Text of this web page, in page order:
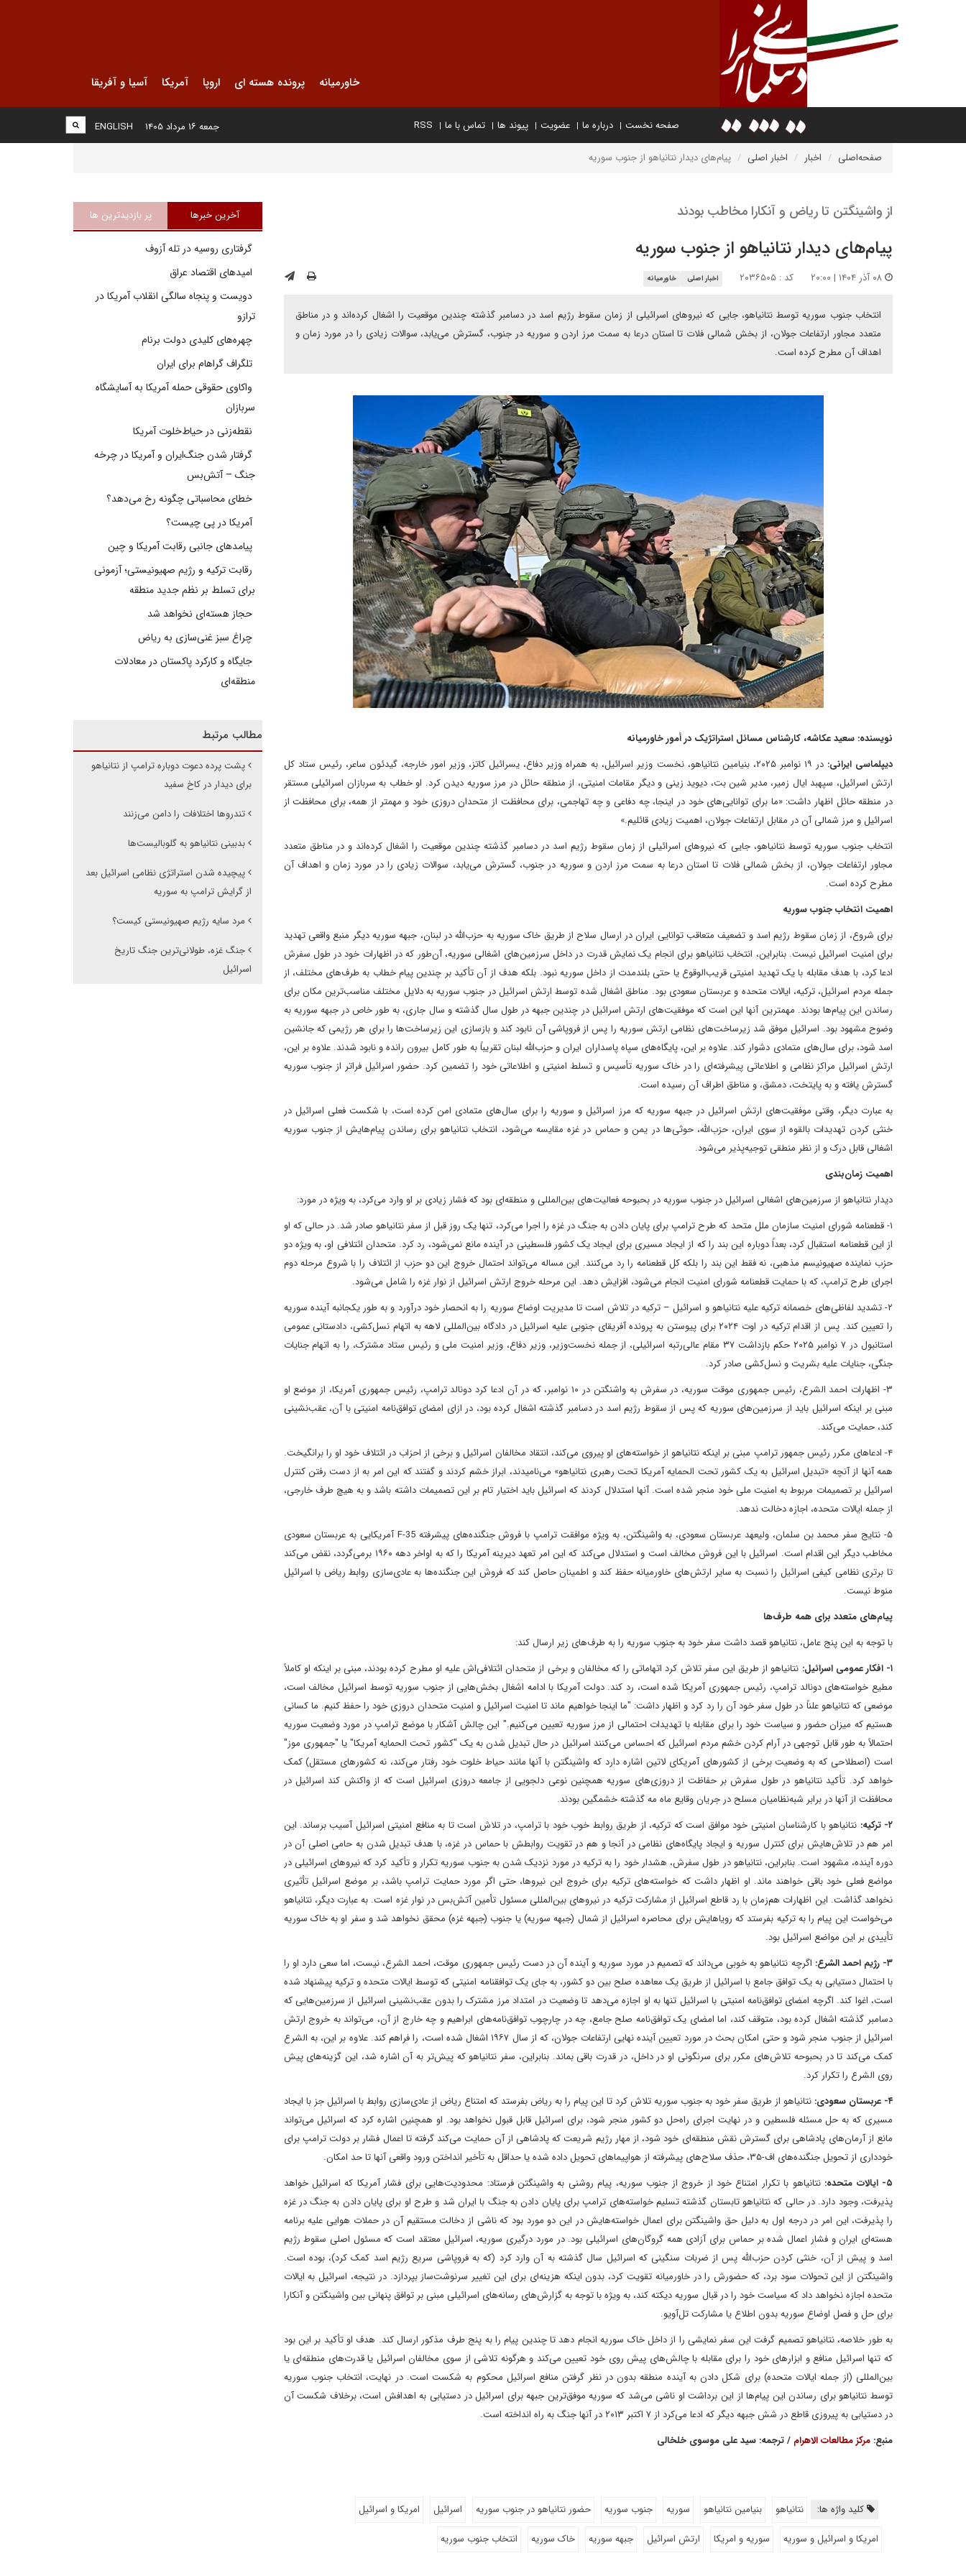
خاورمیانه پرونده هسته ای اروپا آمریکا آسیا و آفریقا
صفحه نخست درباره ما عضویت پیوند ها تماس با ما RSS
ENGLISH جمعه ۱۶ مرداد ۱۴۰۵
صفحه‌اصلی اخبار اخبار اصلی پیام‌های دیدار نتانیاهو از جنوب سوریه
از واشینگتن تا ریاض و آنکارا مخاطب بودند
پیام‌های دیدار نتانیاهو از جنوب سوریه
کد : ۲۰۳۶۵۰۵ اخبار اصلی خاورمیانه
انتخاب جنوب سوریه توسط نتانیاهو، جایی که نیروهای اسرائیلی از زمان سقوط رژیم اسد در دسامبر گذشته چندین موقعیت را اشغال کرده‌اند و در مناطق
متعدد مجاور ارتفاعات جولان، از بخش شمالی فلات تا استان درعا به سمت مرز اردن و سوریه در جنوب، گسترش می‌یابد، سوالات زیادی را در مورد زمان و
اهداف آن مطرح کرده است.
نویسنده: سعید عکاشه، کارشناس مسائل استراتژیک در أمور خاورمیانه
دیپلماسی ایرانی:
در ۱۹ نوامبر ۲۰۲۵، بنیامین نتانیاهو، نخست وزیر اسرائیل، به همراه وزیر دفاع، یسرائیل کاتز، وزیر امور خارجه، گیدئون ساعر، رئیس ستاد کل
ارتش اسرائیل، سپهبد ایال زمیر، مدیر شین بت، دیوید زینی و دیگر مقامات امنیتی، از منطقه حائل در مرز سوریه دیدن کرد. او خطاب به سربازان اسرائیلی مستقر
در منطقه حائل اظهار داشت: «ما برای توانایی‌های خود در اینجا، چه دفاعی و چه تهاجمی، برای محافظت از متحدان دروزی خود و مهمتر از همه، برای محافظت از
اسرائیل و مرز شمالی آن در مقابل ارتفاعات جولان، اهمیت زیادی قائلیم.»
انتخاب جنوب سوریه توسط نتانیاهو، جایی که نیروهای اسرائیلی از زمان سقوط رژیم اسد در دسامبر گذشته چندین موقعیت را اشغال کرده‌اند و در مناطق متعدد
مجاور ارتفاعات جولان، از بخش شمالی فلات تا استان درعا به سمت مرز اردن و سوریه در جنوب، گسترش می‌یابد، سوالات زیادی را در مورد زمان و اهداف آن
مطرح کرده است.
اهمیت انتخاب جنوب سوریه
برای شروع، از زمان سقوط رژیم اسد و تضعیف متعاقب توانایی ایران در ارسال سلاح از طریق خاک سوریه به حزب‌الله در لبنان، جبهه سوریه دیگر منبع واقعی تهدید
برای امنیت اسرائیل نیست. بنابراین، انتخاب نتانیاهو برای انجام یک نمایش قدرت در داخل سرزمین‌های اشغالی سوریه، آن‌طور که در اظهارات خود در طول سفرش
ادعا کرد، با هدف مقابله با یک تهدید امنیتی قریب‌الوقوع یا حتی بلندمدت از داخل سوریه نبود. بلکه هدف از آن تأکید بر چندین پیام خطاب به طرف‌های مختلف، از
جمله مردم اسرائیل، ترکیه، ایالات متحده و عربستان سعودی بود. مناطق اشغال شده توسط ارتش اسرائیل در جنوب سوریه به دلایل مختلف مناسب‌ترین مکان برای
رساندن این پیام‌ها بودند. مهمترین آنها این است که موفقیت‌های ارتش اسرائیل در چندین جبهه در طول سال گذشته و سال جاری، به طور خاص در جبهه سوریه به
وضوح مشهود بود. اسرائیل موفق شد زیرساخت‌های نظامی ارتش سوریه را پس از فروپاشی آن نابود کند و بازسازی این زیرساخت‌ها را برای هر رژیمی که جانشین
اسد شود، برای سال‌های متمادی دشوار کند. علاوه بر این، پایگاه‌های سپاه پاسداران ایران و حزب‌الله لبنان تقریباً به طور کامل بیرون رانده و نابود شدند. علاوه بر این،
ارتش اسرائیل مراکز نظامی و اطلاعاتی پیشرفته‌ای را در خاک سوریه تأسیس و تسلط امنیتی و اطلاعاتی خود را تضمین کرد. حضور اسرائیل فراتر از جنوب سوریه
گسترش یافته و به پایتخت، دمشق، و مناطق اطراف آن رسیده است.
به عبارت دیگر، وقتی موفقیت‌های ارتش اسرائیل در جبهه سوریه که مرز اسرائیل و سوریه را برای سال‌های متمادی امن کرده است، با شکست فعلی اسرائیل در
خنثی کردن تهدیدات بالقوه از سوی ایران، حزب‌الله، حوثی‌ها در یمن و حماس در غزه مقایسه می‌شود، انتخاب نتانیاهو برای رساندن پیام‌هایش از جنوب سوریه
اشغالی قابل درک و از نظر منطقی توجیه‌پذیر می‌شود.
اهمیت زمان‌بندی
دیدار نتانیاهو از سرزمین‌های اشغالی اسرائیل در جنوب سوریه در بحبوحه فعالیت‌های بین‌المللی و منطقه‌ای بود که فشار زیادی بر او وارد می‌کرد، به ویژه در مورد:
۱- قطعنامه شورای امنیت سازمان ملل متحد که طرح ترامپ برای پایان دادن به جنگ در غزه را اجرا می‌کرد، تنها یک روز قبل از سفر نتانیاهو صادر شد. در حالی که او
از این قطعنامه استقبال کرد، بعداً دوباره این بند را که از ایجاد مسیری برای ایجاد یک کشور فلسطینی در آینده مانع نمی‌شود، رد کرد. متحدان ائتلافی او، به ویژه دو
حزب نماینده صهیونیسم مذهبی، نه فقط این بند را بلکه کل قطعنامه را رد می‌کنند. این مساله می‌تواند احتمال خروج این دو حزب از ائتلاف را با شروع مرحله دوم
اجرای طرح ترامپ، که با حمایت قطعنامه شورای امنیت انجام می‌شود، افزایش دهد. این مرحله خروج ارتش اسرائیل از نوار غزه را شامل می‌شود.
۲- تشدید لفاظی‌های خصمانه ترکیه علیه نتانیاهو و اسرائیل – ترکیه در تلاش است تا مدیریت اوضاع سوریه را به انحصار خود درآورد و به طور یکجانبه آینده سوریه
را تعیین کند. پس از اقدام ترکیه در اوت ۲۰۲۴ برای پیوستن به پرونده آفریقای جنوبی علیه اسرائیل در دادگاه بین‌المللی لاهه به اتهام نسل‌کشی، دادستانی عمومی
استانبول در ۷ نوامبر ۲۰۲۵ حکم بازداشت ۳۷ مقام عالی‌رتبه اسرائیلی، از جمله نخست‌وزیر، وزیر دفاع، وزیر امنیت ملی و رئیس ستاد مشترک، را به اتهام جنایات
جنگی، جنایات علیه بشریت و نسل‌کشی صادر کرد.
۳- اظهارات احمد الشرع، رئیس جمهوری موقت سوریه، در سفرش به واشنگتن در ۱۰ نوامبر، که در آن ادعا کرد دونالد ترامپ، رئیس جمهوری آمریکا، از موضع او
مبنی بر اینکه اسرائیل باید از سرزمین‌های سوریه که پس از سقوط رژیم اسد در دسامبر گذشته اشغال کرده بود، در ازای امضای توافق‌نامه امنیتی با آن، عقب‌نشینی
کند، حمایت می‌کند.
۴- ادعاهای مکرر رئیس جمهور ترامپ مبنی بر اینکه نتانیاهو از خواسته‌های او پیروی می‌کند، انتقاد مخالفان اسرائیل و برخی از احزاب در ائتلاف خود او را برانگیخت.
همه آنها از آنچه «تبدیل اسرائیل به یک کشور تحت الحمایه آمریکا تحت رهبری نتانیاهو» می‌نامیدند، ابراز خشم کردند و گفتند که این امر به از دست رفتن کنترل
اسرائیل بر تصمیمات مربوط به امنیت ملی خود منجر شده است. آنها استدلال کردند که اسرائیل باید اختیار تام بر این تصمیمات داشته باشد و به هیچ طرف خارجی،
از جمله ایالات متحده، اجازه دخالت ندهد.
۵- نتایج سفر محمد بن سلمان، ولیعهد عربستان سعودی، به واشینگتن، به ویژه موافقت ترامپ با فروش جنگنده‌های پیشرفته F-35 آمریکایی به عربستان سعودی
مخاطب دیگر این اقدام است. اسرائیل با این فروش مخالف است و استدلال می‌کند که این امر تعهد دیرینه آمریکا را که به اواخر دهه ۱۹۶۰ برمی‌گردد، نقض می‌کند
تا برتری نظامی کیفی اسرائیل را نسبت به سایر ارتش‌های خاورمیانه حفظ کند و اطمینان حاصل کند که فروش این جنگنده‌ها به عادی‌سازی روابط ریاض با اسرائیل
منوط نیست.
پیام‌های متعدد برای همه طرف‌ها
با توجه به این پنج عامل، نتانیاهو قصد داشت سفر خود به جنوب سوریه را به طرف‌های زیر ارسال کند:
۱- افکار عمومی اسرائیل:
نتانیاهو از طریق این سفر تلاش کرد اتهاماتی را که مخالفان و برخی از متحدان ائتلافی‌اش علیه او مطرح کرده بودند، مبنی بر اینکه او کاملاً
مطیع خواسته‌های دونالد ترامپ، رئیس جمهوری آمریکا شده است، رد کند. دولت آمریکا با ادامه اشغال بخش‌هایی از جنوب سوریه توسط اسرائیل مخالف است،
موضعی که نتانیاهو علناً در طول سفر خود آن را رد کرد و اظهار داشت: "ما اینجا خواهیم ماند تا امنیت اسرائیل و امنیت متحدان دروزی خود را حفظ کنیم. ما کسانی
هستیم که میزان حضور و سیاست خود را برای مقابله با تهدیدات احتمالی از مرز سوریه تعیین می‌کنیم." این چالش آشکار با موضع ترامپ در مورد وضعیت سوریه
احتمالاً به طور قابل توجهی در آرام کردن خشم مردم اسرائیل که احساس می‌کنند اسرائیل در حال تبدیل شدن به یک "کشور تحت الحمایه آمریکا" یا "جمهوری موز"
است (اصطلاحی که به وضعیت برخی از کشورهای آمریکای لاتین اشاره دارد که واشینگتن با آنها مانند حیاط خلوت خود رفتار می‌کند، نه کشورهای مستقل) کمک
خواهد کرد. تأکید نتانیاهو در طول سفرش بر حفاظت از دروزی‌های سوریه همچنین نوعی دلجویی از جامعه دروزی اسرائیل است که از واکنش کند اسرائیل در
محافظت از آنها در برابر شبه‌نظامیان مسلح در جریان وقایع ماه مه گذشته خشمگین بودند.
۲- ترکیه:
نتانیاهو با کارشناسان امنیتی خود موافق است که ترکیه، از طریق روابط خوب خود با ترامپ، در تلاش است تا به منافع امنیتی اسرائیل آسیب برساند. این
امر هم در تلاش‌هایش برای کنترل سوریه و ایجاد پایگاه‌های نظامی در آنجا و هم در تقویت روابطش با حماس در غزه، با هدف تبدیل شدن به حامی اصلی آن در
دوره آینده، مشهود است. بنابراین، نتانیاهو در طول سفرش، هشدار خود را به ترکیه در مورد نزدیک شدن به جنوب سوریه تکرار و تأکید کرد که نیروهای اسرائیلی در
مواضع فعلی خود باقی خواهند ماند. او اظهار داشت که خواسته‌های ترکیه برای خروج این نیروها، حتی اگر مورد حمایت ترامپ باشد، بر موضع اسرائیل تأثیری
نخواهد گذاشت. این اظهارات هم‌زمان با رد قاطع اسرائیل از مشارکت ترکیه در نیروهای بین‌المللی مسئول تأمین آتش‌بس در نوار غزه است. به عبارت دیگر، نتانیاهو
می‌خواست این پیام را به ترکیه بفرستد که رویاهایش برای محاصره اسرائیل از شمال (جبهه سوریه) یا جنوب (جبهه غزه) محقق نخواهد شد و سفر او به خاک سوریه
تأییدی بر این مواضع اسرائیل بود.
۳- رژیم احمد الشرع:
اگرچه نتانیاهو به خوبی می‌داند که تصمیم در مورد سوریه و آینده آن در دست رئیس جمهوری موقت، احمد الشرع، نیست، اما سعی دارد او را
با احتمال دستیابی به یک توافق جامع با اسرائیل از طریق یک معاهده صلح بین دو کشور، به جای یک توافقنامه امنیتی که توسط ایالات متحده و ترکیه پیشنهاد شده
است، اغوا کند. اگرچه امضای توافق‌نامه امنیتی با اسرائیل تنها به او اجازه می‌دهد تا وضعیت در امتداد مرز مشترک را بدون عقب‌نشینی اسرائیل از سرزمین‌هایی که
دسامبر گذشته اشغال کرده بود، متوقف کند، اما امضای یک توافق‌نامه صلح جامع، چه در چارچوب توافق‌نامه‌های ابراهیم و چه خارج از آن، می‌تواند به خروج ارتش
اسرائیل از جنوب منجر شود و حتی امکان بحث در مورد تعیین آینده نهایی ارتفاعات جولان، که از سال ۱۹۶۷ اشغال شده است، را فراهم کند. علاوه بر این، به الشرع
کمک می‌کند تا در بحبوحه تلاش‌های مکرر برای سرنگونی او در داخل، در قدرت باقی بماند. بنابراین، سفر نتانیاهو که پیش‌تر به آن اشاره شد، این گزینه‌های پیش
روی الشرع را تکرار کرد.
۴- عربستان سعودی:
نتانیاهو از طریق سفر خود به جنوب سوریه تلاش کرد تا این پیام را به ریاض بفرستد که امتناع ریاض از عادی‌سازی روابط با اسرائیل جز با ایجاد
مسیری که به حل مسئله فلسطین و در نهایت اجرای راه‌حل دو کشور منجر شود، برای اسرائیل قابل قبول نخواهد بود. او همچنین اشاره کرد که اسرائیل می‌تواند
مانع از آرمان‌های پادشاهی برای گسترش نقش منطقه‌ای خود شود، از مهار رژیم شریعت که پادشاهی از آن حمایت می‌کند گرفته تا اعمال فشار بر دولت ترامپ برای
خودداری از تحویل جنگنده‌های اف-۳۵، حذف سلاح‌های پیشرفته از هواپیماهای تحویل داده شده یا حداقل به تأخیر انداختن ورود واقعی آنها تا حد امکان.
۵- ایالات متحده:
نتانیاهو با تکرار امتناع خود از خروج از جنوب سوریه، پیام روشنی به واشینگتن فرستاد: محدودیت‌هایی برای فشار آمریکا که اسرائیل خواهد
پذیرفت، وجود دارد. در حالی که نتانیاهو تابستان گذشته تسلیم خواسته‌های ترامپ برای پایان دادن به جنگ با ایران شد و طرح او برای پایان دادن به جنگ در غزه
را پذیرفت، این امر در درجه اول به دلیل حق واشینگتن برای اعمال خواسته‌هایش در این دو مورد بود که ناشی از دخالت مستقیم آن در حملات هوایی علیه برنامه
هسته‌ای ایران و فشار اعمال شده بر حماس برای آزادی همه گروگان‌های اسرائیلی بود. در مورد درگیری سوریه، اسرائیل معتقد است که مسئول اصلی سقوط رژیم
اسد و پیش از آن، خنثی کردن حزب‌الله پس از ضربات سنگینی که اسرائیل سال گذشته به آن وارد کرد (که به فروپاشی سریع رژیم اسد کمک کرد)، بوده است.
واشینگتن از این تحولات سود برد، که حضورش را در خاورمیانه تقویت کرد، بدون اینکه هزینه‌ای برای این تغییر سرنوشت‌ساز بپردازد. در نتیجه، اسرائیل به ایالات
متحده اجازه نخواهد داد که سیاست خود را در قبال سوریه دیکته کند، به ویژه با توجه به گزارش‌های رسانه‌های اسرائیلی مبنی بر توافق پنهانی بین واشینگتن و آنکارا
برای حل و فصل اوضاع سوریه بدون اطلاع یا مشارکت تل‌آویو.
به طور خلاصه، نتانیاهو تصمیم گرفت این سفر نمایشی را از داخل خاک سوریه انجام دهد تا چندین پیام را به پنج طرف مذکور ارسال کند. هدف او تأکید بر این بود
که تنها اسرائیل منافع و ابزارهای خود را برای مقابله با چالش‌های پیش روی خود تعیین می‌کند و هرگونه تلاشی از سوی مخالفان اسرائیل یا قدرت‌های منطقه‌ای یا
بین‌المللی (از جمله ایالات متحده) برای شکل دادن به آینده منطقه بدون در نظر گرفتن منافع اسرائیل محکوم به شکست است. در نهایت، انتخاب جنوب سوریه
توسط نتانیاهو برای رساندن این پیام‌ها از این برداشت او ناشی می‌شد که سوریه موفق‌ترین جبهه برای اسرائیل در دستیابی به اهدافش است، برخلاف شکست آن
در دستیابی به پیروزی قاطع در شش جبهه دیگر که ادعا می‌کرد از ۷ اکتبر ۲۰۱۳ در آنها جنگ به راه انداخته است.
منبع: مرکز مطالعات الاهرام / ترجمه: سید علی موسوی خلخالی
کلید واژه ها: نتانیاهو بنیامین نتانیاهو سوریه جنوب سوریه حضور نتانیاهو در جنوب سوریه اسرائیل
امریکا و اسرائیل
امریکا و اسرائیل و سوریه
سوریه و امریکا ارتش اسرائیل جبهه سوریه خاک سوریه انتخاب جنوب سوریه
آخرین خبرها پر بازدیدترین ها
گرفتاری روسیه در تله آزوف
امیدهای اقتصاد عراق
دویست و پنجاه سالگی انقلاب آمریکا در
ترازو
چهره‌های کلیدی دولت برنام
تلگراف گراهام برای ایران
واکاوی حقوقی حمله آمریکا به آسایشگاه
سربازان
نقطه‌زنی در حیاط‌خلوت آمریکا
گرفتار شدن جنگ‌ایران و آمریکا در چرخه
جنگ – آتش‌بس
خطای محاسباتی چگونه رخ می‌دهد؟
آمریکا در پی چیست؟
پیامدهای جانبی رقابت آمریکا و چین
رقابت ترکیه و رژیم صهیونیستی؛ آزمونی
برای تسلط بر نظم جدید منطقه
حجاز هسته‌ای نخواهد شد
چراغ سبز غنی‌سازی به ریاض
جایگاه و کارکرد پاکستان در معادلات
منطقه‌ای
مطالب مرتبط
پشت پرده دعوت دوباره ترامپ از نتانیاهو
برای دیدار در کاخ سفید
تندروها اختلافات را دامن می‌زنند
بدبینی نتانیاهو به گلوبالیست‌ها
پیچیده شدن استراتژی نظامی اسرائیل بعد
از گرایش ترامپ به سوریه
مرد سایه رژیم صهیونیستی کیست؟
جنگ غزه، طولانی‌ترین جنگ تاریخ
اسرائیل